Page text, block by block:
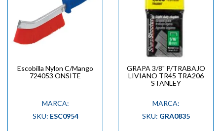
Escobilla Nylon C/Mango
724053 ONSITE
MARCA:
SKU: ESC0954
GRAPA 3/8" P/TRABAJO
LIVIANO TR45 TRA206
STANLEY
MARCA:
SKU: GRA0835